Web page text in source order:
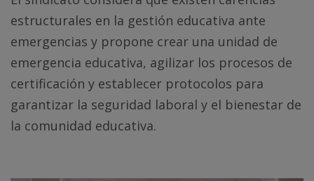
estructurales en la gestión educativa ante
emergencias y propone crear una unidad de
emergencia educativa, agilizar los procesos de
certificación y establecer protocolos para
garantizar la seguridad laboral y el bienestar de
la comunidad educativa.